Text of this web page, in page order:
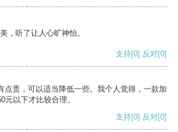
，听了让人心旷神怡。
支持[0] 反对[0]
点贵，可以适当降低一些。我个人觉得，一款加
元以下才比较合理。
支持[0] 反对[0]